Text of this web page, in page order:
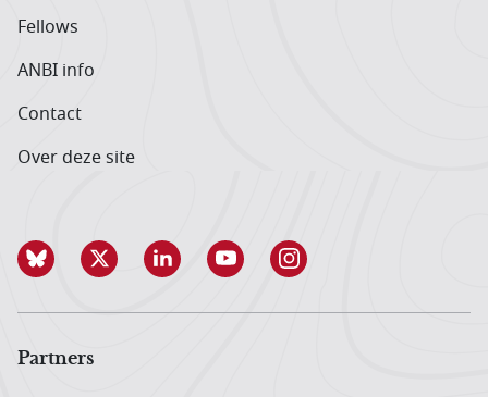
Fellows
ANBI info
Contact
Over deze site
Partners